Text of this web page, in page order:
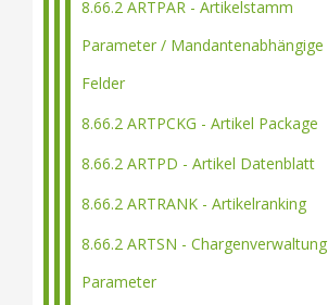
8.66.2 ARTPAR - Artikelstamm
Parameter / Mandantenabhängige
Felder
8.66.2 ARTPCKG - Artikel Package
8.66.2 ARTPD - Artikel Datenblatt
8.66.2 ARTRANK - Artikelranking
8.66.2 ARTSN - Chargenverwaltung
Parameter